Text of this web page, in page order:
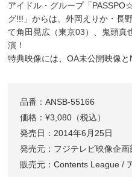
アイドル・グループ「
グ!!!」からは、外岡えりか・長
て角田晃広（東京03）、鬼頭真
演！
特典映像には、OA未公開映像と
品番：ANSB-55166
価格：¥3,080（税込）
発売日：2014年6月25日
発売元：フジテレビ映像企画
販売元：Contents League /